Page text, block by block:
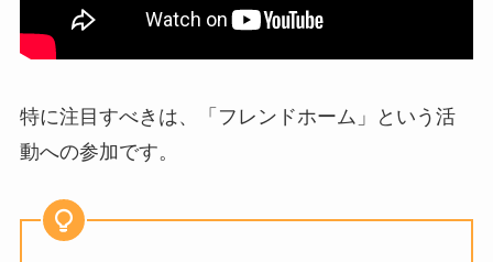
​特に注目すべきは、「フレンドホーム」という活
動への参加です。​